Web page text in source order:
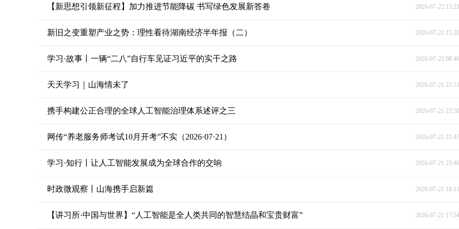
【新思想引领新征程】加力推进节能降碳 书写绿色发展新答卷 2026-07-22
新旧之变重塑产业之势：理性看待湖南经济半年报（二） 2026-07-22
学习·故事丨一辆“二八”自行车见证习近平的实干之路 2026-07-22
天天学习｜山海情未了 2026-07-21
携手构建公正合理的全球人工智能治理体系述评之三 2026-07-21
网传“养老服务师考试10月开考”不实（2026·07·21） 2026-07-21
学习·知行丨让人工智能发展成为全球合作的交响 2026-07-21
时政微观察丨山海携手启新篇 2026-07-21
【讲习所·中国与世界】“人工智能是全人类共同的智慧结晶和宝贵财富” 2026-07-21